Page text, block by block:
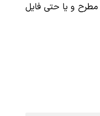
مطرح و یا حتی فایل